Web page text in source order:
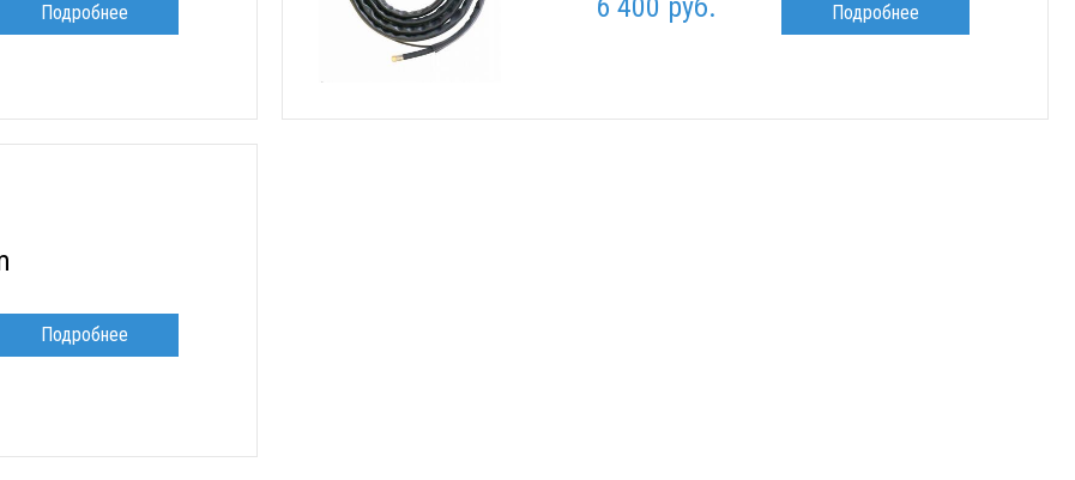
Подробнее 6 400 руб. Подробнее
Подробнее